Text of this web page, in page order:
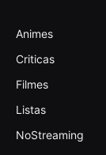
Animes
Criticas
Filmes
Listas
NoStreaming